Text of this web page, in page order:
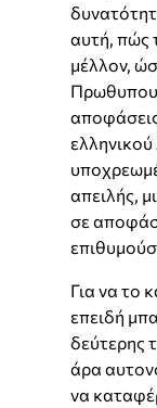
αυτή, πώς
μέλλον,
απειλής,
σε
Για να το
επειδή
δεύτερης
άρα
να